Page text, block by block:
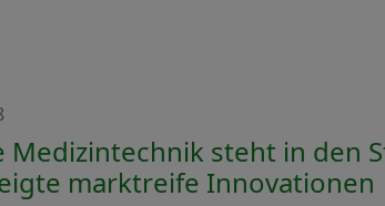
Medizintechnik steht in den
marktreife Innovationen